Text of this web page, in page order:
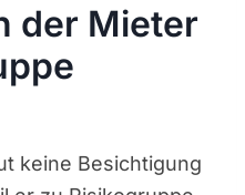
der Mieter
keine Besichtigung